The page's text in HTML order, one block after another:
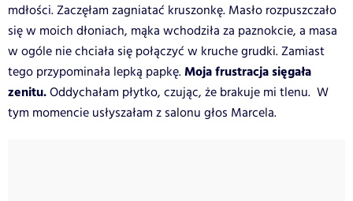
mdłości. Zaczęłam zagniatać kruszonkę. Masło rozpuszczało
się w moich dłoniach, mąka wchodziła za paznokcie, a masa
w ogóle nie chciała się połączyć w kruche grudki. Zamiast
tego przypominała lepką papkę.Moja frustracja sięgała
zenitu.Oddychałam płytko, czując, że brakuje mi tlenu. W
tym momencie usłyszałam z salonu głos Marcela.